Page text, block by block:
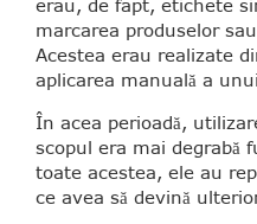
erau, de fapt, etichete
marcarea produselor
Acestea erau realizate
aplicarea manuală a
În acea perioadă,
scopul era mai degrabă
toate acestea, ele au
ce avea să devină